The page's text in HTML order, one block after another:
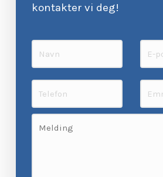
kontakter vi deg!